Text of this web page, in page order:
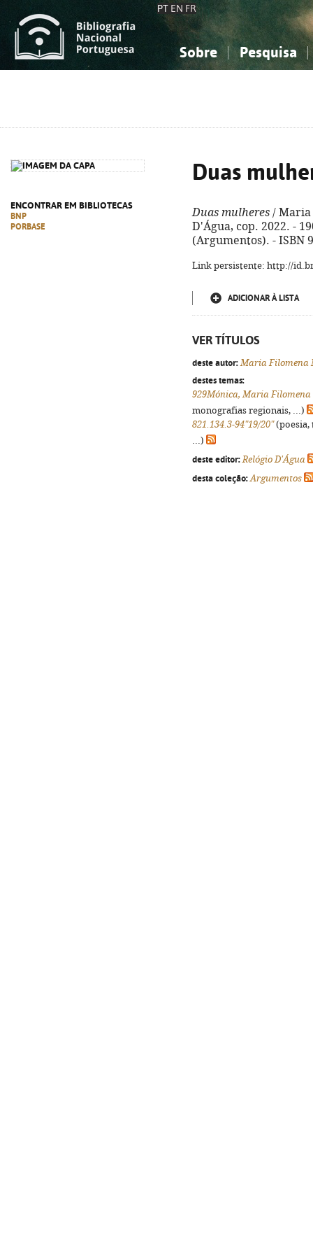
PT EN FR
Sobre Pesquisa
ENCONTRAR EM BIBLIOTECAS
BNP
PORBASE
Duas
Duas mulheres / Maria
D'Água, cop. 2022. -
(Argumentos). - ISBN
Link persistente: http://
ADICIONAR À LISTA
VER TÍTULOS
deste autor: Maria Filomena
destes temas:
929Mónica, Maria Filomena
monografias regionais, ...)
821.134.3-94"19/20"(poesia,
...)
deste editor: Relógio D'Água
desta coleção: Argumentos